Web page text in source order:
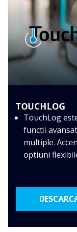
TOUCHLOG
TouchLog
functii
multiple.
optiuni